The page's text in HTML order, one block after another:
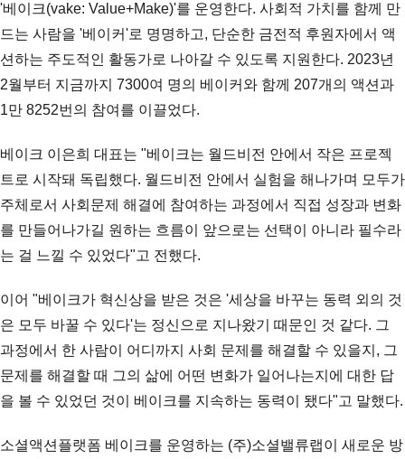
'베이크(vake: Value+Make)'를 운영한다. 사회적 가치를 함께 만
드는 사람을 '베이커'로 명명하고, 단순한 금전적 후원자에서 액
션하는 주도적인 활동가로 나아갈 수 있도록 지원한다. 2023년
2월부터 지금까지 7300여 명의 베이커와 함께 207개의 액션과
1만 8252번의 참여를 이끌었다.
베이크 이은희 대표는 "베이크는 월드비전 안에서 작은 프로젝
트로 시작돼 독립했다. 월드비전 안에서 실험을 해나가며 모두가
주체로서 사회문제 해결에 참여하는 과정에서 직접 성장과 변화
를 만들어나가길 원하는 흐름이 앞으로는 선택이 아니라 필수라
는 걸 느낄 수 있었다"고 전했다.
이어 "베이크가 혁신상을 받은 것은 '세상을 바꾸는 동력 외의 것
은 모두 바꿀 수 있다'는 정신으로 지나왔기 때문인 것 같다. 그
과정에서 한 사람이 어디까지 사회 문제를 해결할 수 있을지, 그
문제를 해결할 때 그의 삶에 어떤 변화가 일어나는지에 대한 답
을 볼 수 있었던 것이 베이크를 지속하는 동력이 됐다"고 말했다.
소셜액션플랫폼 베이크를 운영하는 (주)소셜밸류랩이 새로운 방